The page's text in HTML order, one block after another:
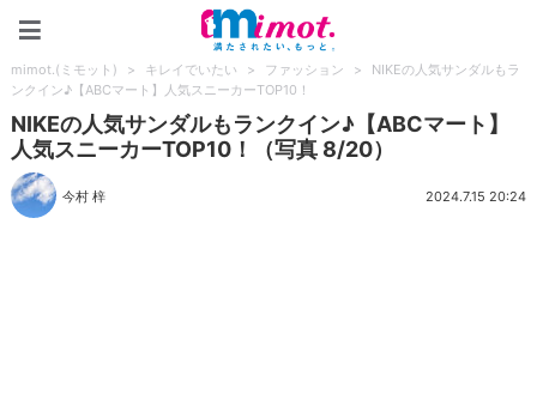
mimot.(ミモット) > キレイでいたい > ファッション >
NIKEの人気サンダルもラ
ンクイン♪【ABCマート】人気スニーカーTOP10！
NIKEの人気サンダルもランクイン♪【ABCマート】
人気スニーカーTOP10！（写真 8/20）
今村 梓 2024.7.15 20:24